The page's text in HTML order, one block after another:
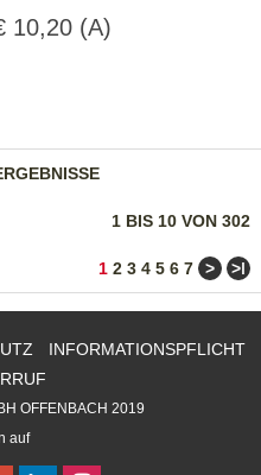
10,20 (A)
1 BIS 10 VON 302
1 2 3 4 5 6 7 > >ǀ
INFORMATIONSPFLICHT
OFFENBACH 2019
auf